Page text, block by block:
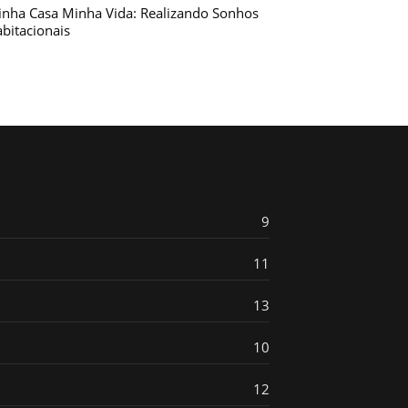
Casa Minha Vida: Realizando Sonhos
9
11
13
10
12